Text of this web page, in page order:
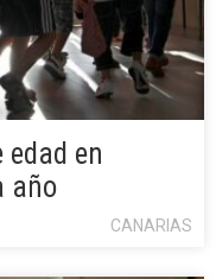
edad en
año
CANARIAS